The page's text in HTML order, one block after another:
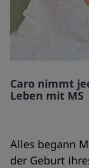
Caro nimmt
Leben mit MS
Alles begann
der Geburt